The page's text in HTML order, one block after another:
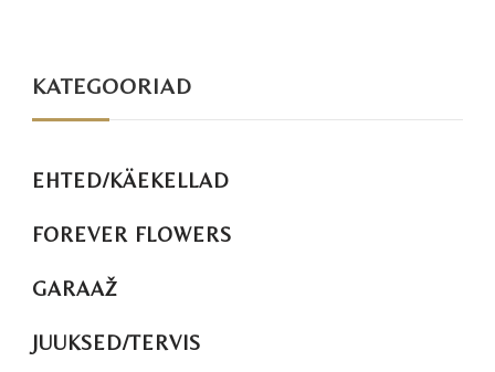
KATEGOORIAD
EHTED/KÄEKELLAD
FOREVER FLOWERS
GARAAŽ
JUUKSED/TERVIS